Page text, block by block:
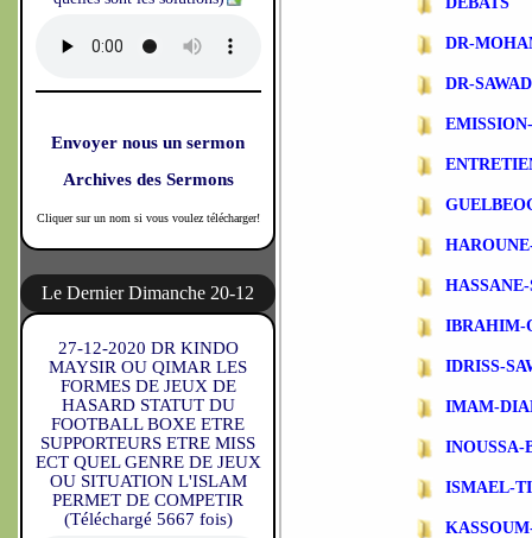
Envoyer nous un sermon
Archives des Sermons
Cliquer sur un nom si vous voulez télécharger!
Le Dernier Dimanche 20-12
27-12-2020 DR KINDO
MAYSIR OU QIMAR LES
FORMES DE JEUX DE
HASARD STATUT DU
FOOTBALL BOXE ETRE
SUPPORTEURS ETRE MISS
ECT QUEL GENRE DE JEUX
OU SITUATION L'ISLAM
PERMET DE COMPETIR
(Téléchargé 5667 fois)
DR-
DR-
IBRAHIM-
IDRISS-
IMAM-
INOUSSA-
ISMAEL-